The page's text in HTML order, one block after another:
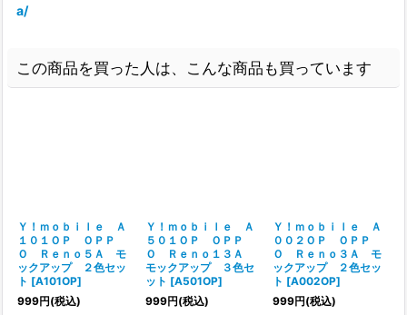
a/
この商品を買った人は、こんな商品も買っています
Ｙ！ｍｏｂｉｌｅ Ａ
１０１ＯＰ ＯＰＰ
Ｏ Ｒｅｎｏ５Ａ モ
ックアップ ２色セッ
ト [A101OP]
999円(税込)
Ｙ！ｍｏｂｉｌｅ Ａ
５０１ＯＰ ＯＰＰ
Ｏ Ｒｅｎｏ１３Ａ
モックアップ ３色セ
ット [A501OP]
999円(税込)
Ｙ！ｍｏｂｉｌｅ Ａ
００２ＯＰ ＯＰＰ
Ｏ Ｒｅｎｏ３Ａ モ
ックアップ ２色セッ
ト [A002OP]
999円(税込)